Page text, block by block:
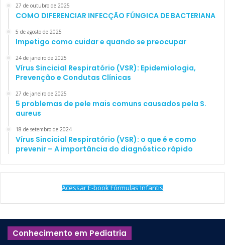
27 de outubro de 2025
COMO DIFERENCIAR INFECÇÃO FÚNGICA DE BACTERIANA
5 de agosto de 2025
Impetigo como cuidar e quando se preocupar
24 de janeiro de 2025
Vírus Sincicial Respiratório (VSR): Epidemiologia,
Prevenção e Condutas Clínicas
27 de janeiro de 2025
5 problemas de pele mais comuns causados pela S.
aureus
18 de setembro de 2024
Vírus Sincicial Respiratório (VSR): o que é e como
prevenir – A importância do diagnóstico rápido
Acessar E-book Fórmulas Infantis
Conhecimento em Pediatria